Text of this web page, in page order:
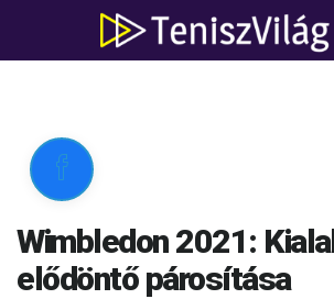

Wimbledon 2021:
elődöntő párosítása